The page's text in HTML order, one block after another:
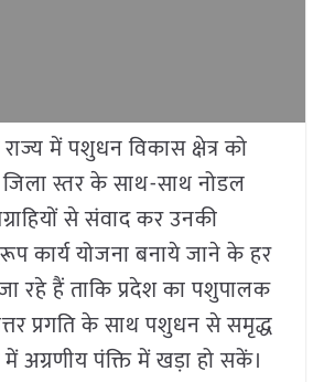
में पशुधन विकास क्षेत्र को
स्तर के साथ-साथ नोडल
से संवाद कर उनकी
कार्य योजना बनाये जाने के हर
रहे हैं ताकि प्रदेश का पशुपालक
प्रगति के साथ पशुधन से समृद्ध
अग्रणीय पंक्ति में खड़ा हो सकें।